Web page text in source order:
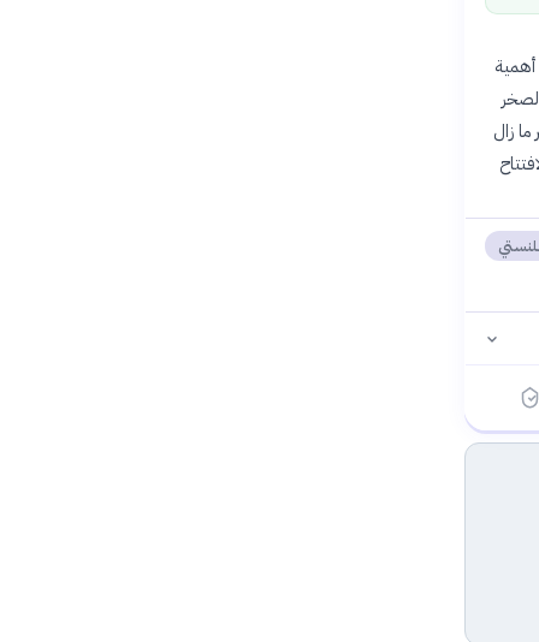
44 مقبرة، مما يؤكد أهمية
منحوتة في الصخر
بالحجر الجيري. كما عُثر على تابوت جرانيتي بطول 2.5 متر ما زال